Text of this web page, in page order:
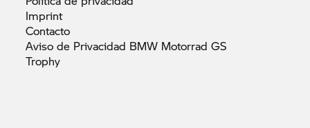
Imprint
Contacto
Aviso de Privacidad BMW Motorrad GS
Trophy